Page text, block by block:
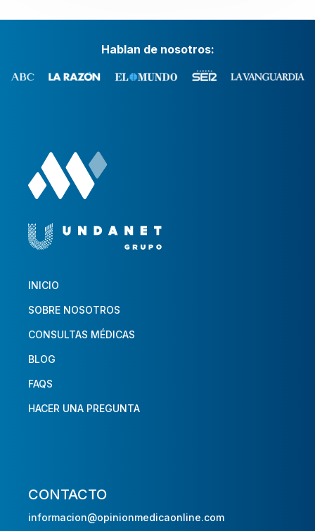
Hablan de nosotros:
INICIO
SOBRE NOSOTROS
CONSULTAS MÉDICAS
BLOG
FAQS
HACER UNA PREGUNTA
CONTACTO
informacion@opinionmedicaonline.com